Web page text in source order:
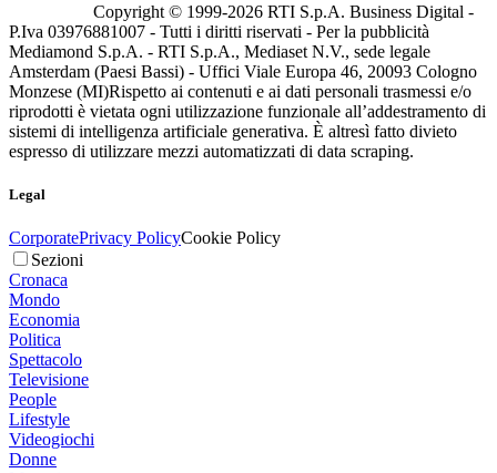
Copyright © 1999-2026 RTI S.p.A. Business Digital -
P.Iva 03976881007 - Tutti i diritti riservati - Per la pubblicità
Mediamond S.p.A. - RTI S.p.A., Mediaset N.V., sede legale
Amsterdam (Paesi Bassi) - Uffici Viale Europa 46, 20093 Cologno
Monzese (MI)Rispetto ai contenuti e ai dati personali trasmessi e/o
riprodotti è vietata ogni utilizzazione funzionale all’addestramento di
sistemi di intelligenza artificiale generativa. È altresì fatto divieto
espresso di utilizzare mezzi automatizzati di data scraping.
Legal
CorporatePrivacy PolicyCookie Policy
Sezioni
Cronaca
Mondo
Economia
Politica
Spettacolo
Televisione
People
Lifestyle
Videogiochi
Donne